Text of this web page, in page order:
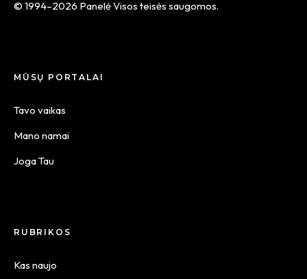
© 1994–2026 Panelė Visos teisės saugomos.
MŪSŲ PORTALAI
Tavo vaikas
Mano namai
Joga Tau
RUBRIKOS
Kas naujo